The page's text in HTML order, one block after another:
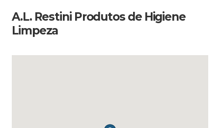
A.L. Restini Produtos de Higiene
Limpeza